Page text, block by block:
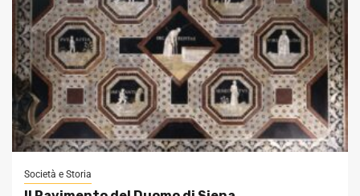
Società e Storia